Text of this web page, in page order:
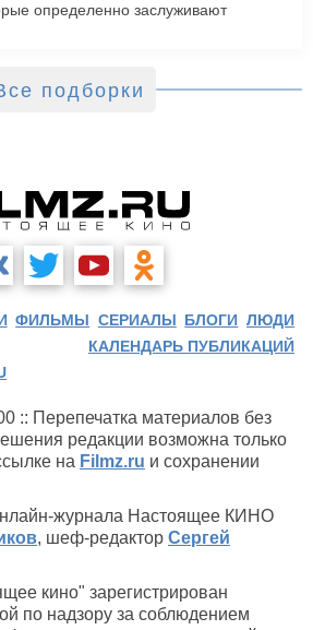
определенно заслуживают
подборки
ФИЛЬМЫ СЕРИАЛЫ БЛОГИ ЛЮДИ
КАЛЕНДАРЬ ПУБЛИКАЦИЙ
:: Перепечатка материалов без
редакции возможна только
на Filmz.ru и сохранении
журнала Настоящее КИНО
, шеф-редактор Сергей
кино" зарегистрирован
по надзору за соблюдением